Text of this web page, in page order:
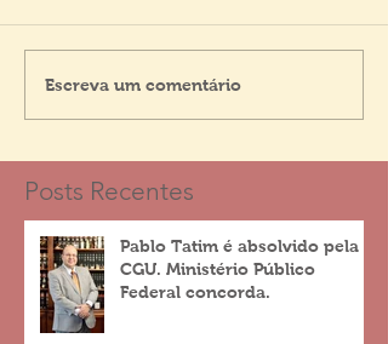
Escreva um comentário
Posts Recentes
Pablo Tatim é absolvido pela
CGU. Ministério Público
Federal concorda.